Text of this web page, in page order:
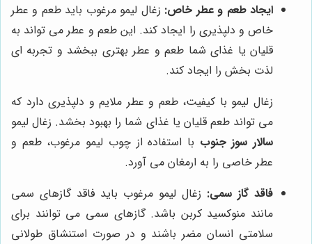
ایجاد طعم و عطر خاص: زغال لیمو مرغوب باید طعم و عطر
خاص و دلپذیری را ایجاد کند. این طعم و عطر می تواند به
قلیان یا غذای شما طعم و عطر بهتری ببخشد و تجربه ای
لذت بخش را ایجاد کند.
زغال لیمو با کیفیت، طعم و عطر ملایم و دلپذیری دارد که
می تواند طعم قلیان یا غذای شما را بهبود بخشد. زغال لیمو
سالار سوز جنوب با استفاده از چوب لیمو مرغوب، طعم و
عطر خاصی را به ارمغان می آورد.
فاقد گاز سمی: زغال لیمو مرغوب باید فاقد گازهای سمی
مانند منوکسید کربن باشد. گازهای سمی می توانند برای
سلامتی انسان مضر باشند و در صورت استنشاق طولانی